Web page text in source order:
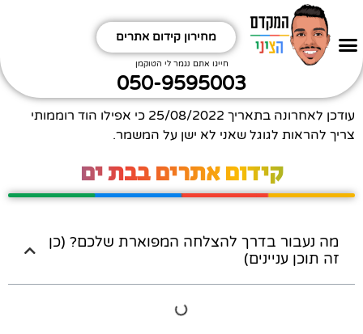
מחירון קידום אתרים
חייגו אתם נגמר לי הטוקמן
050-9595003
עודכן לאחרונה בתאריך 25/08/2022 כי אפילו הוד רוממותי
צריך להראות לגוגל שאני לא ישן על המשמר.
קידום אתרים בבת ים
מה נעבור בדרך להצלחה המפוארת שלכם? (כן
זה תוכן עניינים)